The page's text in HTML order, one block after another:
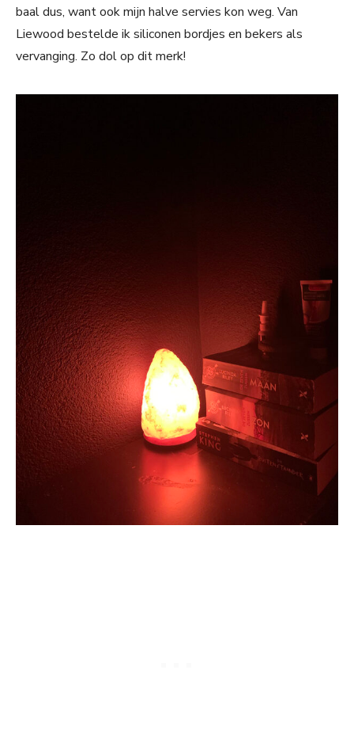
baal dus, want ook mijn halve servies kon weg. Van
Liewood bestelde ik siliconen bordjes en bekers als
vervanging. Zo dol op dit merk!